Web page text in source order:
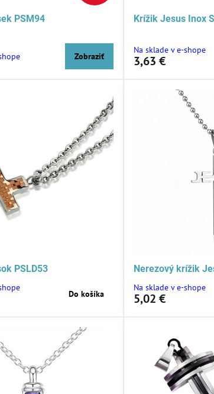
PSM94
Zobraziť
Krížik Jesus Inox
Na sklade v e-shope
3,63 €
PSLD53
Do košíka
Nerezový krížik
Na sklade v e-shope
5,02 €